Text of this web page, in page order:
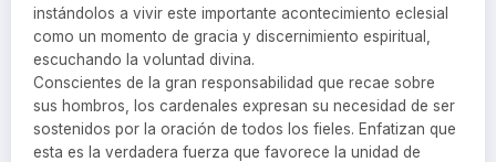
instándolos a vivir este importante acontecimiento eclesial
como un momento de gracia y discernimiento espiritual,
escuchando la voluntad divina.
Conscientes de la gran responsabilidad que recae sobre
sus hombros, los cardenales expresan su necesidad de ser
sostenidos por la oración de todos los fieles. Enfatizan que
esta es la verdadera fuerza que favorece la unidad de